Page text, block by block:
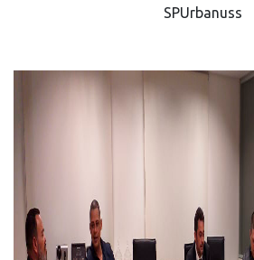
SPUrbanuss